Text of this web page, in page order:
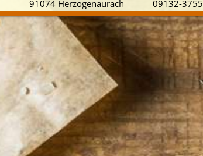
91074 Herzogenaurach 09132-3755